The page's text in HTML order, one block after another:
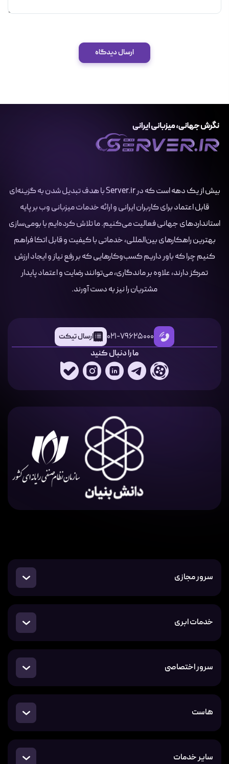
ارسال دیدگاه
بیش از یک دهه است که در Server.ir با هدف تبدیل شدن به گزینه‌ای
قابل اعتماد برای کاربران ایرانی و ارائه خدمات میزبانی وب بر پایه
استانداردهای جهانی فعالیت می‌کنیم. ما تلاش کرده‌ایم با بومی‌سازی
بهترین راهکارهای بین‌المللی، خدماتی با کیفیت و قابل اتکا فراهم
کنیم چرا که باور داریم کسب‌وکارهایی که بر رفع نیاز و ایجاد ارزش
تمرکز دارند، علاوه بر ماندگاری، می‌توانند رضایت و اعتماد پایدار
مشتریان را نیز به دست آورند.
021-79625000 ارسال تیکت
ما را دنبال کنید
سرور مجازی
خدمات ابری
سرور اختصاصی
هاست
سایر خدمات